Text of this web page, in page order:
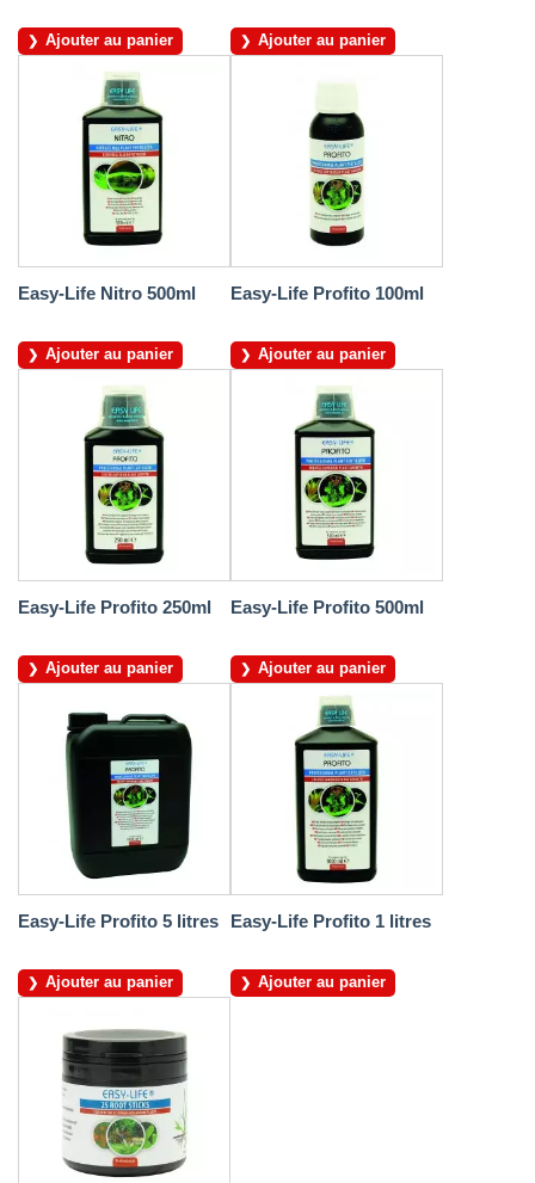
Ajouter au panier Ajouter au panier
Easy-Life Nitro 500ml
Ajouter au panier
Easy-Life Profito 100ml
Ajouter au panier
Easy-Life Profito 250ml
Ajouter au panier
Easy-Life Profito 500ml
Ajouter au panier
Easy-Life Profito 5 litres
Ajouter au panier
Easy-Life Profito 1 litres
Ajouter au panier